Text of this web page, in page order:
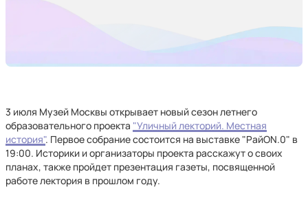
3 июля Музей Москвы открывает новый сезон летнего
образовательного проекта "Уличный лекторий. Местная
история". Первое собрание состоится на выставке "РайON.0" в
19:00. Историки и организаторы проекта расскажут о своих
планах, также пройдет презентация газеты, посвященной
работе лектория в прошлом году.